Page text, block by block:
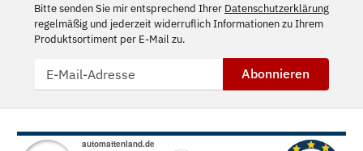
Bitte senden Sie mir entsprechend Ihrer Datenschutzerklärung
regelmäßig und jederzeit widerruflich Informationen zu Ihrem
Produktsortiment per E-Mail zu.
Abonnieren